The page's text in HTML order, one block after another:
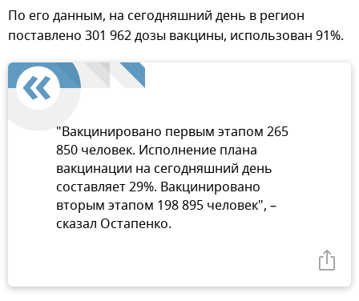
По его данным, на сегодняшний день в регион
поставлено 301 962 дозы вакцины, использован 91%.
"Вакцинировано первым этапом 265
850 человек. Исполнение плана
вакцинации на сегодняшний день
составляет 29%. Вакцинировано
вторым этапом 198 895 человек", –
сказал Остапенко.